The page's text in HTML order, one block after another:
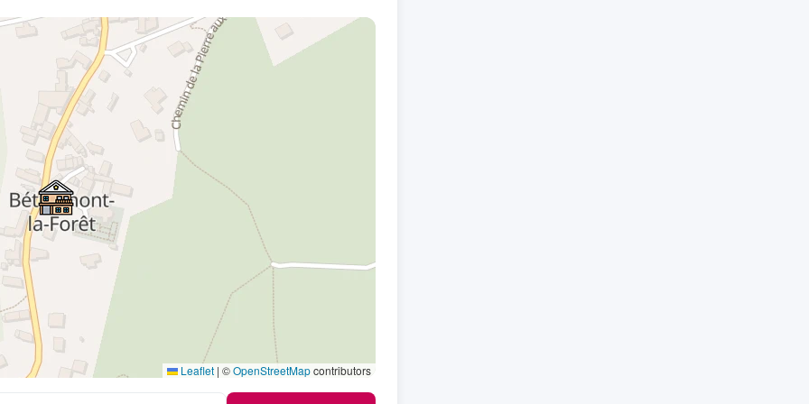
Leaflet | ©OpenStreetMapcontributors